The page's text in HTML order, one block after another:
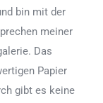
bin mit der
meiner
Das
Papier
gibt es keine